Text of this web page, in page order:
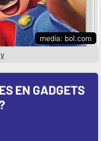
media: bol.com
EN GADGETS